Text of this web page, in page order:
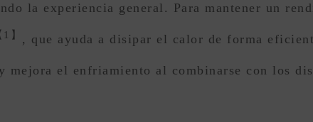
la experiencia general. Para mantener un
1】 , que ayuda a disipar el calor de forma
mejora el enfriamiento al combinarse con los